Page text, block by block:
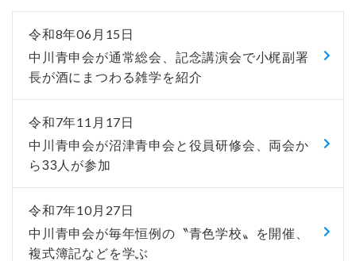
令和8年06月15日
中川青申会が通常総会、記念講演会で小梶副署
長が酒にまつわる雑学を紹介
令和7年11月17日
中川青申会が沼津青申会と役員研修会、両会か
ら33人が参加
令和7年10月27日
中川青申会が毎年恒例の〝青色学校〟を開催、
複式簿記などを学ぶ